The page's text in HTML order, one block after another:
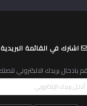
اشترك في القائمة البريدية
قم بادخال بريدك الالكتروني لتصلك